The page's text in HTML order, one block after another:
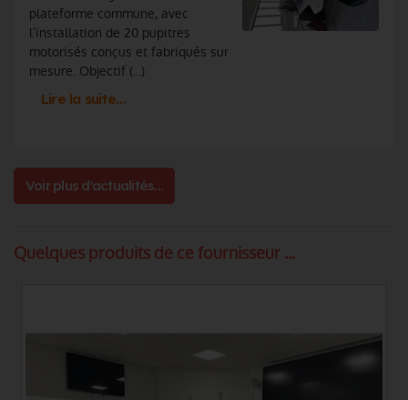
plateforme commune, avec
l’installation de 20 pupitres
motorisés conçus et fabriqués sur
mesure. Objectif (...)
Lire la suite…
Voir plus d'actualités...
Quelques produits de ce fournisseur ...